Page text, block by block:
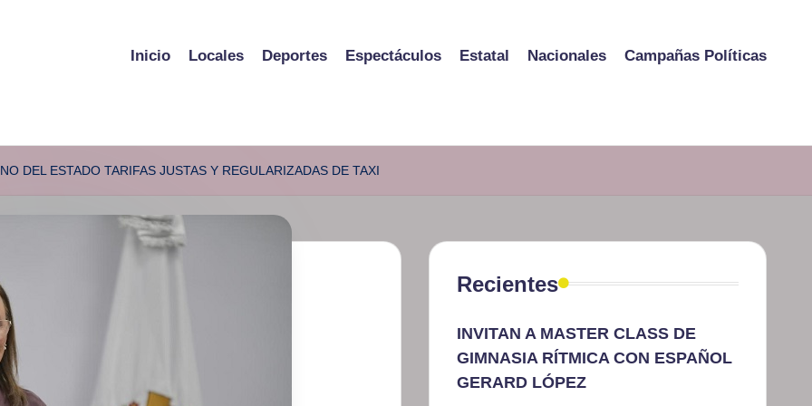
Inicio Locales Deportes Espectáculos Estatal Nacionales Campañas Políticas
DEL ESTADO TARIFAS JUSTAS Y REGULARIZADAS DE TAXI
Recientes
INVITAN A MASTER CLASS DE
GIMNASIA RÍTMICA CON ESPAÑOL
GERARD LÓPEZ